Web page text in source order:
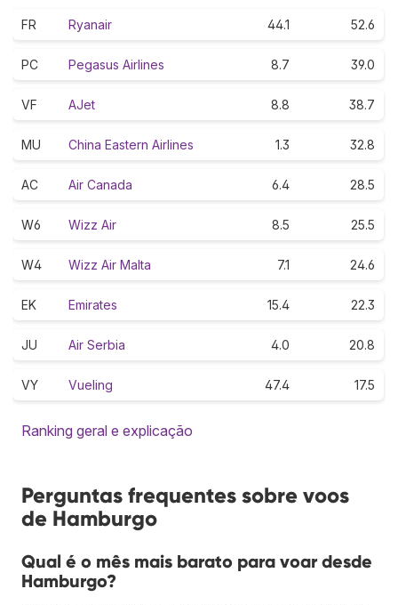
FR Ryanair 44.1 52.6
PC Pegasus Airlines 8.7 39.0
VF AJet 8.8 38.7
MU China Eastern Airlines 1.3 32.8
AC Air Canada 6.4 28.5
W6 Wizz Air 8.5 25.5
W4 Wizz Air Malta 7.1 24.6
EK Emirates 15.4 22.3
JU Air Serbia 4.0 20.8
VY Vueling 47.4 17.5
Ranking geral e explicação
Perguntas frequentes sobre voos
de Hamburgo
Qual é o mês mais barato para voar desde
Hamburgo?